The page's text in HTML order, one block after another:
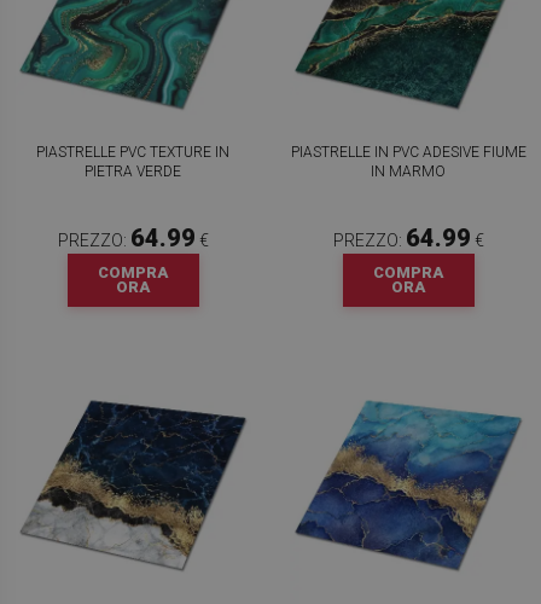
PIASTRELLE PVC TEXTURE IN
PIETRA VERDE
PREZZO: 64.99 €
COMPRA
ORA
PIASTRELLE IN PVC ADESIVE FIUME
IN MARMO
PREZZO: 64.99 €
COMPRA
ORA